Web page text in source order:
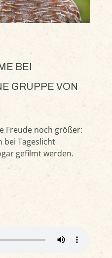
BEI
GRUPPE VON
Freude noch größer:
bei Tageslicht
gefilmt werden.